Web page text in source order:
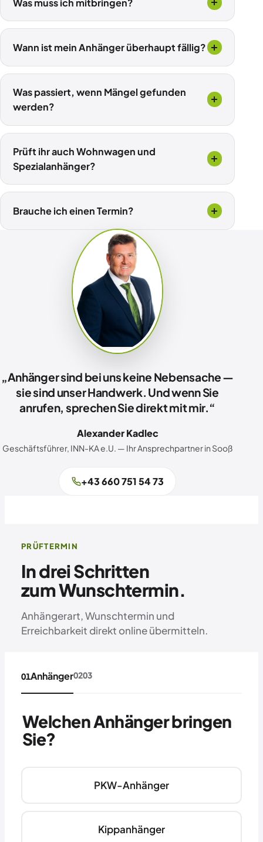
Was muss ich mitbringen?
Wann ist mein Anhänger überhaupt fällig?
Was passiert, wenn Mängel gefunden
werden?
Prüft ihr auch Wohnwagen und
Spezialanhänger?
Brauche ich einen Termin?
„Anhänger sind bei uns keine Nebensache —
sie sind unser Handwerk. Und wenn Sie
anrufen, sprechen Sie direkt mit mir.“
Alexander Kadlec
Geschäftsführer, INN-KA e.U. — Ihr Ansprechpartner in Sooß
+43 660 751 54 73
PRÜFTERMIN
In drei Schritten
zum Wunschtermin.
Anhängerart, Wunschtermin und
Erreichbarkeit direkt online übermitteln.
01Anhänger0203
Welchen Anhänger bringen
Sie?
PKW-Anhänger
Kippanhänger